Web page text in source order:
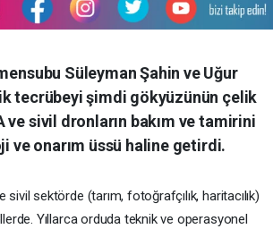
Süleyman Şahin ve Uğur
tecrübeyi şimdi gökyüzünün çelik
ve sivil dronların bakım ve tamirini
ve onarım üssü haline getirdi.
sektörde (tarım, fotoğrafçılık, haritacılık)
Yıllarca orduda teknik ve operasyonel